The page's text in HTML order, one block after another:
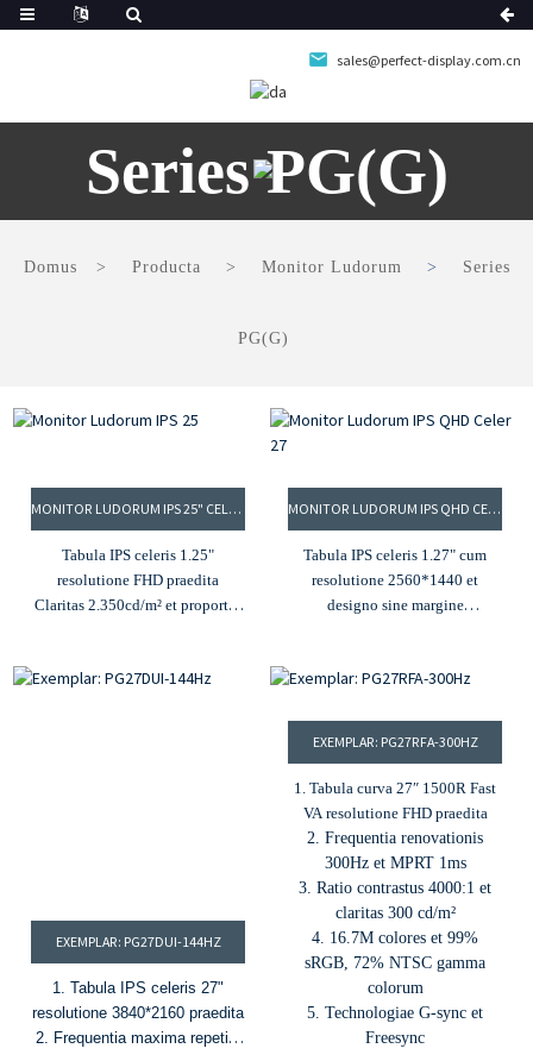
sales@perfect-display.com.cn
Series PG(G)
Domus Producta Monitor Ludorum Series
PG(G)
MONITOR LUDORUM IPS 25" CELER FHD 280HZ
Tabula IPS celeris 1.25"
resolutione FHD praedita
Claritas 2.350cd/m² et proportio
3.280Hz
MONITOR LUDORUM IPS QHD CELER 27"
Tabula IPS celeris 1.27" cum
resolutione 2560*1440 et
designo sine margine
3. Technologiae G-Sync et
6. HDR400, 400 nits et proportio
contrastus 1000:1
EXEMPLAR: PG27DUI-144HZ
1. Tabula IPS celeris 27"
resolutione 3840*2160 praedita
2. Frequentia maxima repetita
EXEMPLAR: PG27RFA-300HZ
1. Tabula curva 27″ 1500R Fast
VA resolutione FHD praedita
2. Frequentia renovationis
300Hz et MPRT 1ms
3. Ratio contrastus 4000:1 et
claritas 300 cd/m²
4. 16.7M colores et 99%
sRGB, 72% NTSC gamma
colorum
5. Technologiae G-sync et
Freesync